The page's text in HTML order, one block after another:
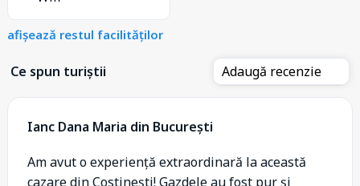
afișează restul facilităților
Ce spun turiștii Adaugă recenzie
Ianc Dana Maria din București
Am avut o experiență extraordinară la această
cazare din Costinești! Gazdele au fost pur și